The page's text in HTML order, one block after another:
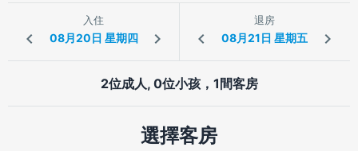
入住 退房
2位成人, 0位小孩，1間客房
選擇客房